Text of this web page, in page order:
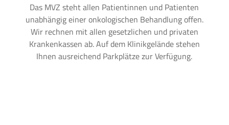
Das MVZ steht allen Patientinnen und Patienten
unabhängig einer onkologischen Behandlung offen.
Wir rechnen mit allen gesetzlichen und privaten
Krankenkassen ab. Auf dem Klinikgelände stehen
Ihnen ausreichend Parkplätze zur Verfügung.